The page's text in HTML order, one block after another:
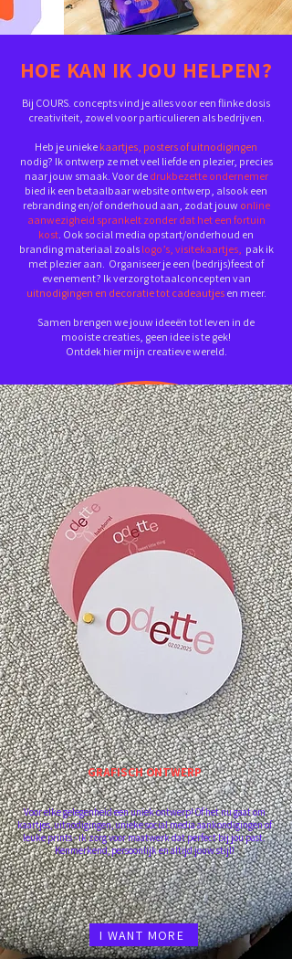
HOE KAN IK JOU HELPEN?
Bij COURS. concepts vind je alles voor een flinke dosis
creativiteit, zowel voor particulieren als bedrijven.
Heb je unieke kaartjes, posters of uitnodigingen
nodig? Ik ontwerp ze met veel liefde en plezier, precies
naar jouw smaak. Voor de drukbezette ondernemer
bied ik een betaalbaar website ontwerp, alsook een
rebranding en/of onderhoud aan, zodat jouw online
aanwezigheid sprankelt zonder dat het een fortuin
kost. Ook social media opstart/onderhoud en
branding materiaal zoals logo’s, visitekaartjes, pak ik
met plezier aan. Organiseer je een (bedrijs)feest of
evenement? Ik verzorg totaalconcepten van
uitnodigingen en decoratie tot cadeautjes en meer.
Samen brengen we jouw ideeën tot leven in de
mooiste creaties, geen idee is te gek!
Ontdek hier mijn creatieve wereld.
GRAFISCH ONTWERP
Voor elke gelegenheid een uniek ontwerp! Of het nu gaat om
kaartjes, uitnodigingen, unieke social media aankondigingen of
leuke prints​ - ik zorg voor maatwerk dat perfect bij jou past.
Kenmerkend, persoonlijk en altijd jouw stijl!
I WANT MORE